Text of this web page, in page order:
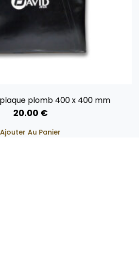
plomb 400 x 400 mm
20.00 €
Ajouter Au Panier